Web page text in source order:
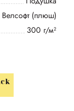
Велсофт (плюш)
300 г/м²